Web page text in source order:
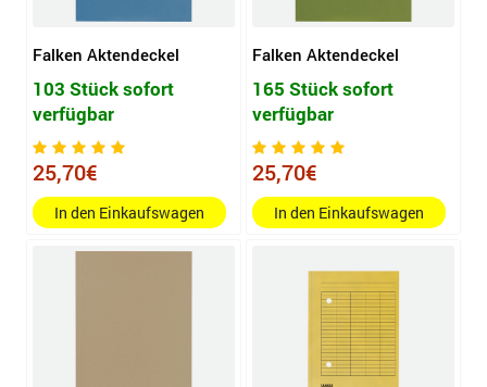
Falken Aktendeckel
103 Stück sofort
verfügbar
25,70€
In den Einkaufswagen
Falken Aktendeckel
165 Stück sofort
verfügbar
25,70€
In den Einkaufswagen